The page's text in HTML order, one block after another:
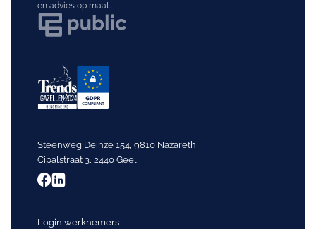
en advies op maat.
Steenweg Deinze 154, 9810 Nazareth
Cipalstraat 3, 2440 Geel
Login werknemers